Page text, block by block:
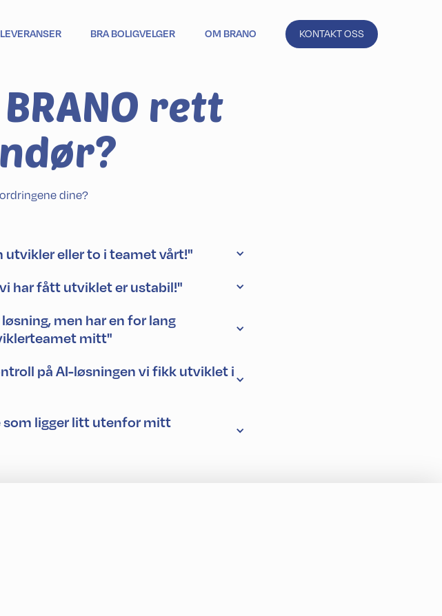
LEVERANSER BRA BOLIGVELGER OM BRANO KONTAKT OSS
rett
dine?
utvikler eller to i teamet vårt!"
har fått utviklet er ustabil!"
men har en for lang
mitt"
på AI-løsningen vi fikk utviklet i
som ligger litt utenfor mitt